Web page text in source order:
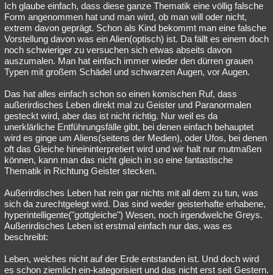
Ich glaube einfach, dass diese ganze Thematik eine völlig falsche
Form angenommen hat und man wird, ob man will oder nicht,
extrem davon geprägt. Schon als Kind bekommt man eine falsche
Vorstellung davon was ein Alien(optisch) ist. Da fällt es einem doch
noch schwieriger zu versuchen sich etwas abseits davon
auszumalen. Man hat einfach immer wieder den dürren grauen
Typen mit großem Schädel und schwarzen Augen, vor Augen.
Das hat alles einfach schon so einen komischen Ruf, dass
außerirdisches Leben direkt mal zu Geister und Paranormalen
gesteckt wird, aber das ist nicht richtig. Nur weil es da
unerklärliche Entführungsfälle gibt, bei denen einfach behauptet
wird es ginge um Aliens(seitens der Medien), oder Ufos, bei denen
oft das Gleiche hineininterpretiert wird und wir halt nur mutmaßen
können, kann man das nicht gleich in so eine fantastische
Thematik in Richtung Geister stecken.
Außerirdisches Leben hat rein gar nichts mit all dem zu tun, was
sich da zurechtgelegt wird. Das sind weder geisterhafte erhabene,
hyperintelligente("gottgleiche") Wesen, noch irgendwelche Greys.
Außerirdisches Leben ist erstmal einfach nur das, was es
beschreibt:
Leben, welches nicht auf der Erde entstanden ist. Und doch wird
es schon ziemlich ein-kategorisiert und das nicht erst seit Gestern.